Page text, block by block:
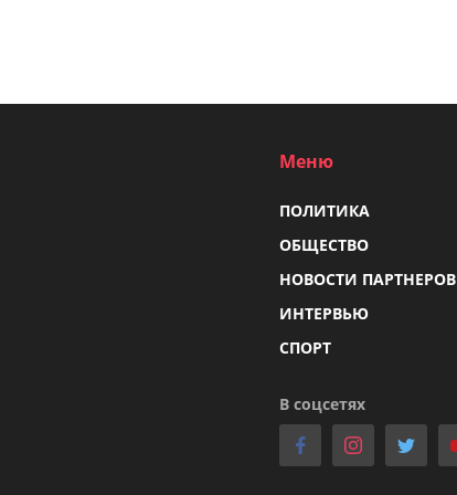
Меню
ПОЛИТИКА
ОБЩЕСТВО
НОВОСТИ ПАРТНЕРОВ
ИНТЕРВЬЮ
СПОРТ
В соцсетях